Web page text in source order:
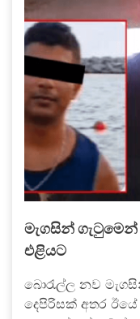
මැගසින් ගැටුමෙන්
එළියට
බොරැල්ල නව
දෙපිරිසක් අතර ඊයේ